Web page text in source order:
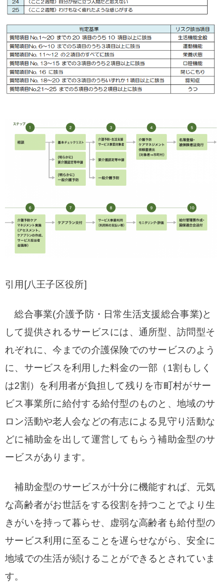
引用[八王子区役所]
総合事業(介護予防・日常生活支援総合事業)と
して提供されるサービスには、通所型、訪問型そ
れぞれに、今までの介護保険でのサービスのよう
に、サービスを利用した料金の一部（1割もしく
は2割）を利用者が負担して残りを市町村がサー
ビス事業所に給付する給付型のものと、地域のサ
ロン活動や老人会などの有志による見守り活動な
どに補助金を出して運営してもらう補助金型のサ
ービスがあります。
補助金型のサービスが十分に機能すれば、元気
な高齢者がお世話をする役割を持つことでより生
きがいを持って暮らせ、虚弱な高齢者も給付型の
サービス利用に至ることを遅らせながら、安全に
地域での生活が続けることができるとされていま
す。